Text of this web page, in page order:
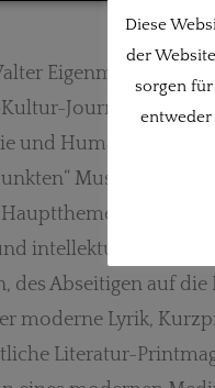
Eigenmann mit
Journal ins Leben
und Humanisten der
Musik,
der
intellektuelle
des Abseitigen auf die
moderne Lyrik,
Literatur-
Diese
der
sorgen für